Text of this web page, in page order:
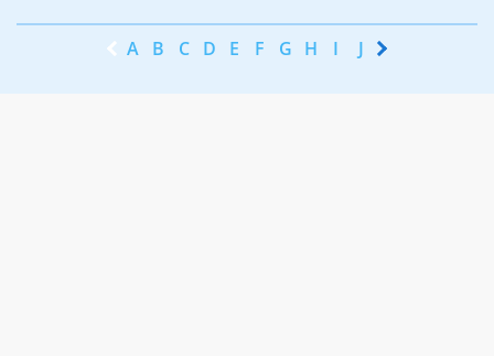
A B C D E F G H I J K